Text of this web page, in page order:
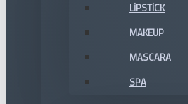
LIPSTICK
MAKEUP
MASCARA
SPA